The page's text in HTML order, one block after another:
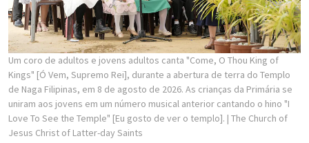
Um coro de adultos e jovens adultos canta "Come, O Thou King of
Kings" [Ó Vem, Supremo Rei], durante a abertura de terra do Templo
de Naga Filipinas, em 8 de agosto de 2026. As crianças da Primária se
uniram aos jovens em um número musical anterior cantando o hino "I
Love To See the Temple" [Eu gosto de ver o templo]. | The Church of
Jesus Christ of Latter-day Saints